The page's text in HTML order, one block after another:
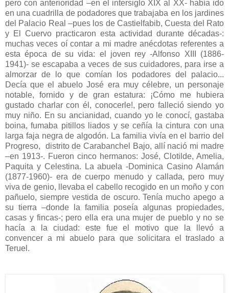
pero con anterioridad –en el intersiglo XIX al XX- había ido
en una cuadrilla de podadores que trabajaba en los jardines
del Palacio Real –pues los de Castielfabib, Cuesta del Rato
y El Cuervo practicaron esta actividad durante décadas-:
muchas veces oí contar a mi madre anécdotas referentes a
esta época de su vida: el joven rey -Alfonso XIII (1886-
1941)- se escapaba a veces de sus cuidadores, para irse a
almorzar de lo que comían los podadores del palacio...
Decía que el abuelo José era muy célebre, un personaje
notable, fornido y de gran estatura: ¡Cómo me hubiera
gustado charlar con él, conocerle!, pero falleció siendo yo
muy niño. En su ancianidad, cuando yo le conocí, gastaba
boina, fumaba pitillos liados y se ceñía la cintura con una
larga faja negra de algodón. La familia vivía en el barrio del
Progreso, distrito de Carabanchel Bajo, allí nació mi madre
–en 1913-. Fueron cinco hermanos: José, Clotilde, Amelia,
Paquita y Celestina. La abuela -Dominica Casino Alamán
(1877-1960)- era de cuerpo menudo y callada, pero muy
viva de genio, llevaba el cabello recogido en un moño y con
pañuelo, siempre vestida de oscuro. Tenía mucho apego a
su tierra –donde la familia poseía algunas propiedades,
casas y fincas-; pero ella era una mujer de pueblo y no se
hacía a la ciudad: este fue el motivo que la llevó a
convencer a mi abuelo para que solicitara el traslado a
Teruel.